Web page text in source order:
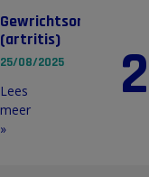
Gewrichtsontstekingen
(artritis)
25/08/2025
Lees
meer
»
2